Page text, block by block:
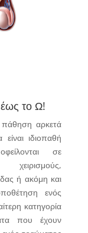
το Ω!
πάθηση αρκετά
ιδιοπαθή
σε
ή ακόμη και
ενός
κατηγορία
που έχουν